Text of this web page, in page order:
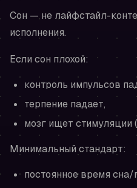
Сон — не лайфстайл-
исполнения.
Если сон плохой:
контроль импульсов
терпение падает,
мозг ищет стимуляции
Минимальный стандарт:
постоянное время